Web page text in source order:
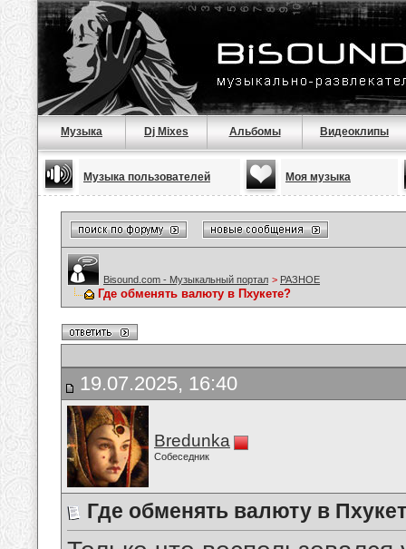
Музыка Dj Mixes Альбомы Видеоклипы
Музыка пользователей Моя музыка
Bisound.com - Музыкальный портал > РАЗНОЕ
Где обменять валюту в Пхукете?
19.07.2025, 16:40
Bredunka
Собеседник
Где обменять валюту в